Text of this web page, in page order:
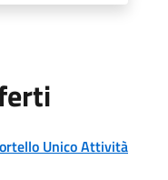
Unico Attività